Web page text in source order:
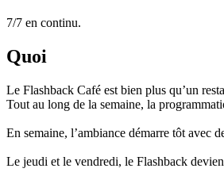
7/7 en continu.
Quoi
Le Flashback Café est bien plus qu’un
Tout au long de la semaine, la
En semaine, l’ambiance démarre tôt avec
Le jeudi et le vendredi, le Flashback